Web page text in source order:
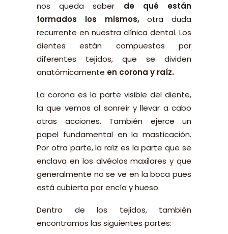
nos queda saber de qué están
formados los mismos,otra duda
recurrente en nuestra clínica dental. Los
dientes están compuestos por
diferentes tejidos, que se dividen
anatómicamente en corona y raíz.
La corona es la parte visible del diente,
la que vemos al sonreír y llevar a cabo
otras acciones. También ejerce un
papel fundamental en la masticación.
Por otra parte, la raíz es la parte que se
enclava en los alvéolos maxilares y que
generalmente no se ve en la boca pues
está cubierta por encía y hueso.
Dentro de los tejidos, también
encontramos las siguientes partes: